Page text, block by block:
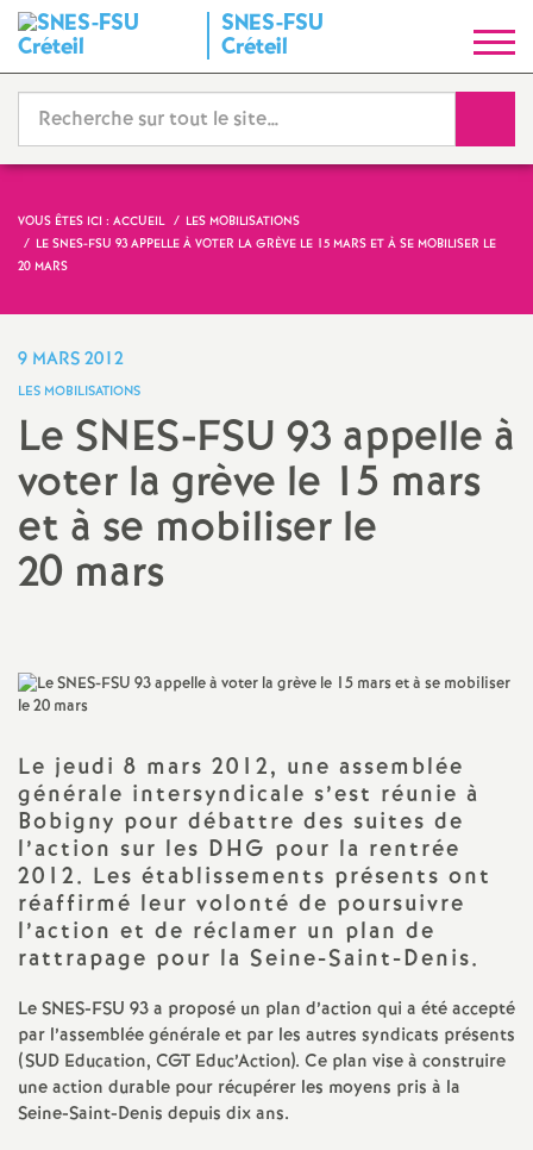
SNES-FSU
Créteil
y
n
d
t
i
o
n
a
l
d
e
VOUS ÊTES ICI : ACCUEIL
LES MOBILISATIONS
LE SNES-FSU 93 APPELLE À VOTER LA GRÈVE LE 15 MARS ET À SE MOBILISER LE
20 MARS
9 MARS 2012
LES MOBILISATIONS
Le SNES-FSU 93 appelle à
voter la grève le 15 mars
et à se mobiliser le
20 mars
Le jeudi 8 mars 2012, une assemblée
générale intersyndicale s’est réunie à
Bobigny pour débattre des suites de
l’action sur les DHG pour la rentrée
2012. Les établissements présents ont
réaffirmé leur volonté de poursuivre
l’action et de réclamer un plan de
rattrapage pour la Seine-Saint-Denis.
LeSNES-FSU 93 a proposé un plan d’action qui a été accepté
par l’assemblée générale et par les autres syndicats présents
(SUD Education, CGT Educ’Action). Ce plan vise à construire
une action durable pour récupérer les moyens pris à la
Seine-Saint-Denis depuis dix ans.